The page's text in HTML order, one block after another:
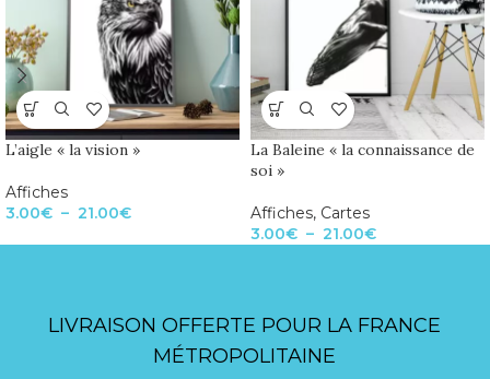
L’aigle « la vision »
Affiches
3.00€ – 21.00€
La Baleine « la connaissance de
soi »
Affiches, Cartes
3.00€ – 21.00€
LIVRAISON OFFERTE POUR LA FRANCE
MÉTROPOLITAINE